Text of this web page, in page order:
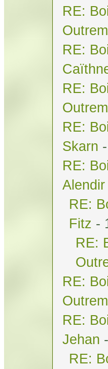
RE:
RE:
RE:
RE:
Skarn
RE:
Alendir
RE:
Fitz -
RE:
RE:
RE:
Jehan
RE: